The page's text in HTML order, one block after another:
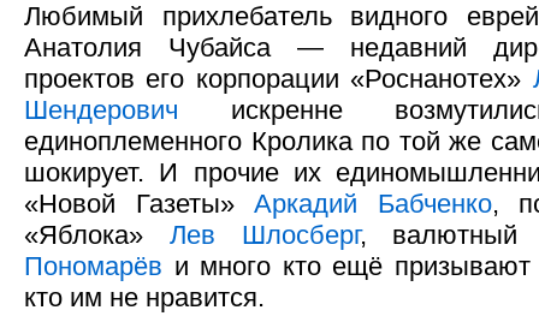
Любимый прихлебатель видного
Анатолия Чубайса — недавний
проектов его корпорации «Роснанотех»
Шендерович искренне
единоплеменного Кролика по той же
шокирует. И прочие их
«Новой Газеты» Аркадий Бабченко,
«Яблока» Лев Шлосберг, валютный
Пономарёв и много кто ещё призывают
кто им не нравится.